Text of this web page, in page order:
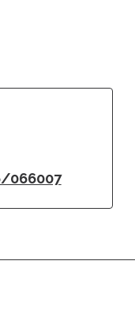
066007